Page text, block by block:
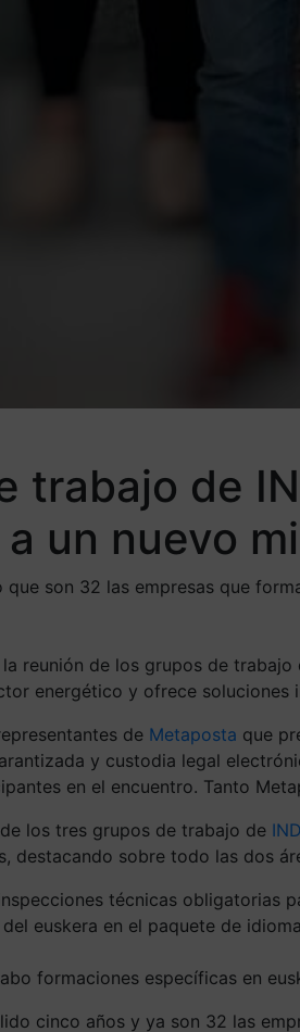
trabajo de
un nuevo
que son 32 las empresas que
reunión de los grupos de
energético y ofrece
de Metaposta que
y custodia legal
en el encuentro. Tanto
los tres grupos de trabajo de
destacando sobre todo las dos
técnicas obligatorias
euskera en el paquete de
formaciones específicas en
cinco años y ya son 32 las